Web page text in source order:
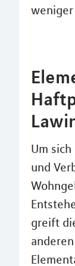
weniger
Um
und
greift